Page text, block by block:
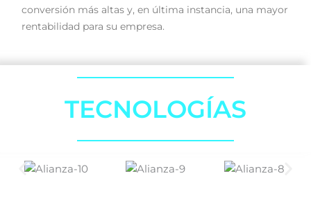
conversión más altas y, en última instancia, una mayor
rentabilidad para su empresa.
TECNOLOGÍAS